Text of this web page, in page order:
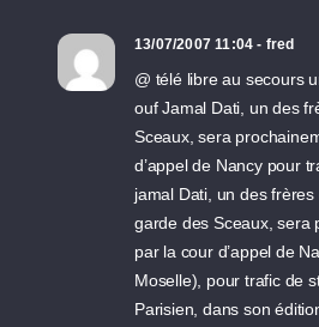
13/07/2007 11:04 - fred
@ télé libre au secours
ouf Jamal Dati, un des
Sceaux, sera
d’appel de Nancy pour
jamal Dati, un des frères
garde des Sceaux, sera
par la cour d’appel de
Moselle), pour trafic de
Parisien, dans son